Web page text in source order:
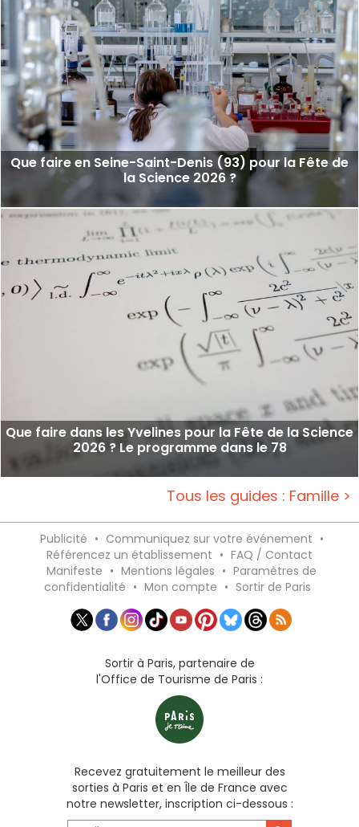
Que faire en Seine-Saint-Denis (93) pour la Fête de
la Science 2026 ?
Que faire dans les Yvelines pour la Fête de la Science
2026 ? Le programme dans le 78
Tous les guides : Famille >
Publicité • Communiquez sur votre événement •
Référencez un établissement • FAQ / Contact
Manifeste • Mentions légales • Paramètres de
confidentialité • Mon compte • Sortir de Paris
Sortir à Paris, partenaire de
l'Office de Tourisme de Paris :
Recevez gratuitement le meilleur des
sorties à Paris et en Île de France avec
notre newsletter, inscription ci-dessous :